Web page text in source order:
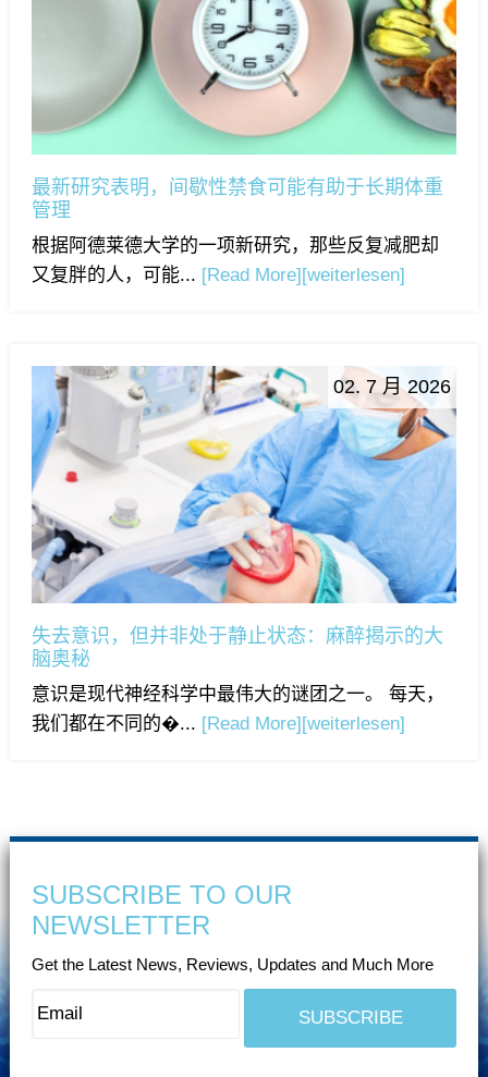
最新研究表明，间歇性禁食可能有助于长期体重
管理
根据阿德莱德大学的一项新研究，那些反复减肥却
又复胖的人，可能... [Read More] [weiterlesen]
02. 7 月 2026
失去意识，但并非处于静止状态：麻醉揭示的大
脑奥秘
意识是现代神经科学中最伟大的谜团之一。 每天，
我们都在不同的�... [Read More] [weiterlesen]
SUBSCRIBE TO OUR
NEWSLETTER
Get the Latest News, Reviews, Updates and Much More